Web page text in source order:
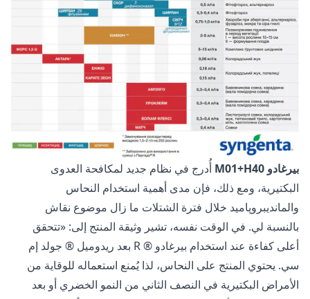
بيرغادو M01+H40
أُدرج في نظام جديد لمكافحة العدوى
البكتيرية، ومع ذلك، فإن مدى أهمية استخدام النحاس
والمانديبروپاميد خلال فترة الشتلات ما زال موضوع نقاش
بالنسبة لي. في الوقت نفسه، تشير وثيقة المنتج إلى: «تتحقق
أعلى كفاءة عند استخدام بيرغادو ® R بعد ريدوميل ® جولد إم
سي. يحتوي المنتج على النحاس، لذا يُمنع استعماله للوقاية من
الأمراض البكتيرية في النصف الثاني من النمو الخضري أو بعد